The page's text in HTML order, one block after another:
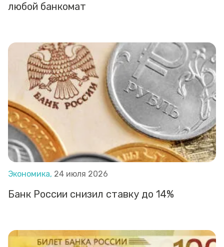
любой банкомат
Экономика, 24 июля 2026
Банк России снизил ставку до 14%